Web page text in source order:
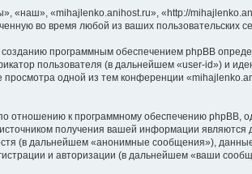
«наш», «mihajlenko.anihost.ru», «http://
во время любой из ваших пользовательских
программным обеспечением phpBB
пользователя (в дальнейшем «user-id») и
одной из тем конференции
к программному обеспечению phpBB,
получения вашей информации
(в дальнейшем «анонимные сообщения»),
и авторизации (в дальнейшем «ваши